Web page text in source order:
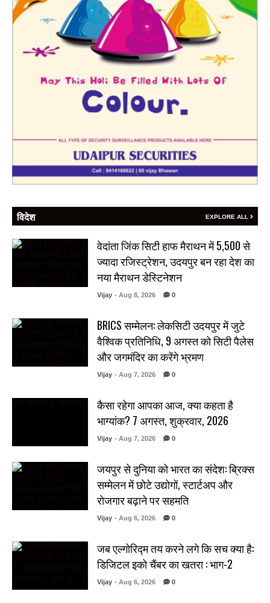
विदेश EXPLORE ALL
वेदांता जिंक सिटी हाफ मैराथन में 5,500 से
ज्यादा रजिस्ट्रेशन, उदयपुर बन रहा देश का
नया मैराथन डेस्टिनेशन
Vijay - Aug 8, 2026 0
BRICS सम्मेलन: लेकसिटी उदयपुर में जुटे
वैश्विक प्रतिनिधि, 9 अगस्त को सिटी पैलेस
और जगमंदिर का करेंगे भ्रमण
Vijay - Aug 7, 2026 0
कैसा रहेगा आपका आज, क्या कहता है
भाग्यांक? 7 अगस्त, शुक्रवार, 2026
Vijay - Aug 7, 2026 0
जयपुर से दुनिया को भारत का संदेश: ब्रिक्स
सम्मेलन में छोटे उद्योगों, स्टार्टअप और
रोजगार बढ़ाने पर सहमति
Vijay - Aug 6, 2026 0
जब एल्गोरिद्म तय करने लगे कि सच क्या है:
डिजिटल इको चैंबर का खतरा : भाग-2
Vijay - Aug 6, 2026 0